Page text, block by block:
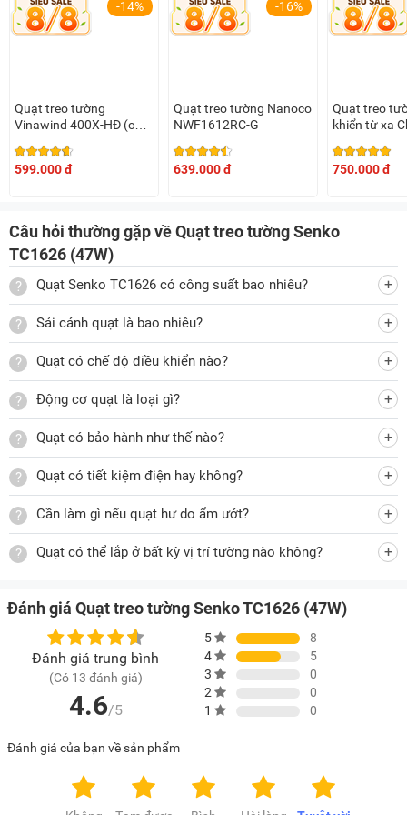
độ, 1 dây kéo điều chỉnh chức năng quay. Bạn chỉ cần kéo 2
dây này để thực hiện thay đổi chức năng mà mình mong
Thiết kế nhỏ gọn, chắc chắn, đảm bảo an toàn
Cũng giống như các sản phẩmquạt treo tường Senkokhác,
model Senko L1638 cũng có thiết kế rất đẹp mắt, cấu tạo
xám đồng, xanh ngọc.
Quạt treo tường Senko TC1626-B400 màu xám đồng
Quạt treo tường Senko TC1626-B400 màu xanh ngọc
Quạt treo tường Senko TC1626-B400 màu kem môn
Quạt treo tường Senko TC1626 màu kem cốm
Quạt treo tường Senko TC1626 màu kem nâu
Các bộ phận của quạt được làm bằng chất liệu cao cấp,
Không chỉ có khả năng làm mát tốt, giá quạt treo tường
SenkoTC1626 còn rất “mềm”, chỉ 419.000 đồng. Đây sẽ là
chiếc quạt treo tường lý tưởng mang đến cảm giác thoải mái
cho gia đình bạn trong những ngày nóng bức.
Bảo hành miễn phí động cơ 24 tháng kể từ ngày bán.
Cần lưu lại phiếu bảo hành.
-14%
Quạt treo tường
Vinawind 400X-HĐ (có
599.000 đ
-16%
Quạt treo tường Nanoco
NWF1612RC-G
639.000 đ
Quạt treo
khiển từ xa
750.000 đ
Câu hỏi thường gặp về Quạt treo tường Senko
TC1626 (47W)
Quạt Senko TC1626 có công suất bao nhiêu?
Sải cánh quạt là bao nhiêu?
Quạt có chế độ điều khiển nào?
Động cơ quạt là loại gì?
Quạt có bảo hành như thế nào?
Quạt có tiết kiệm điện hay không?
Cần làm gì nếu quạt hư do ẩm ướt?
Quạt có thể lắp ở bất kỳ vị trí tường nào không?
Đánh giá Quạt treo tường Senko TC1626 (47W)
Đánh giá trung bình
(Có 13 đánh giá)
4.6/5
5
8
4
5
3
0
2
0
1
0
Đánh giá của bạn về sản phẩm